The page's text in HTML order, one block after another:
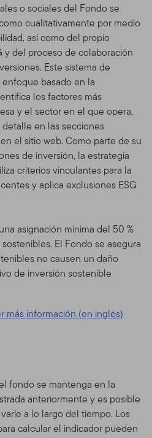
o sociales del Fondo se
cualitativamente por medio
así como del propio
y del proceso de colaboración
Este sistema de
basado en la
los factores más
y el sector en el que opera,
en las secciones
el sitio web. Como parte de su
de inversión, la estrategia
criterios vinculantes para la
y aplica exclusiones ESG
asignación mínima del 50 %
El Fondo se asegura
no causen un daño
de inversión sostenible
más información (en inglés)
fondo se mantenga en la
anteriormente y es posible
a lo largo del tiempo. Los
calcular el indicador pueden